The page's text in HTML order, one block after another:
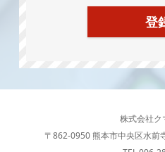
株式会社ク
〒862-0950 熊本市中央区水前